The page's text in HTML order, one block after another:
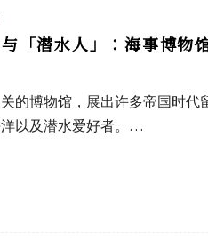
「潜水人」：海事博
的博物馆，展出许多帝国时
以及潜水爱好者。…